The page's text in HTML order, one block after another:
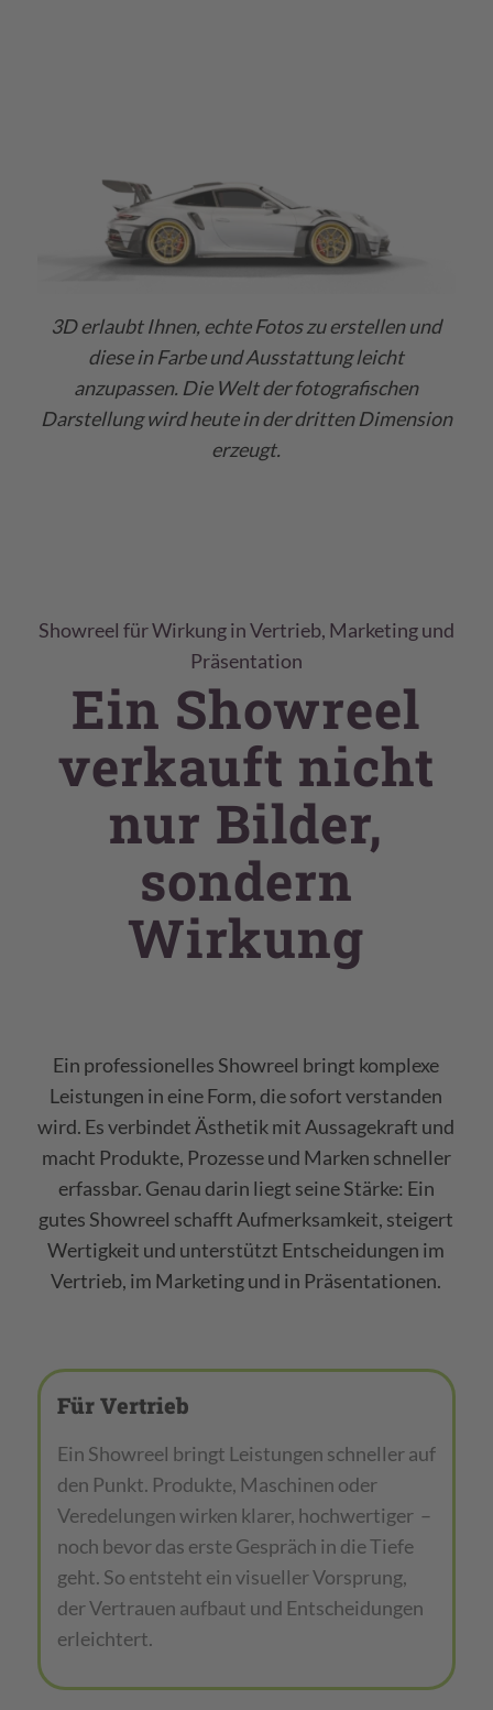
3D erlaubt Ihnen, echte Fotos zu erstellen und
diese in Farbe und Ausstattung leicht
anzupassen. Die Welt der fotografischen
Darstellung wird heute in der dritten Dimension
erzeugt.
Showreel für Wirkung in Vertrieb, Marketing und
Präsentation
Ein Showreel
verkauft nicht
nur Bilder,
sondern
Wirkung
Ein professionelles Showreel bringt komplexe
Leistungen in eine Form, die sofort verstanden
wird. Es verbindet Ästhetik mit Aussagekraft und
macht Produkte, Prozesse und Marken schneller
erfassbar. Genau darin liegt seine Stärke: Ein
gutes Showreel schafft Aufmerksamkeit, steigert
Wertigkeit und unterstützt Entscheidungen im
Vertrieb, im Marketing und in Präsentationen.
Für Vertrieb
Ein Showreel bringt Leistungen schneller auf
den Punkt. Produkte, Maschinen oder
Veredelungen wirken klarer, hochwertiger –
noch bevor das erste Gespräch in die Tiefe
geht. So entsteht ein visueller Vorsprung,
der Vertrauen aufbaut und Entscheidungen
erleichtert.